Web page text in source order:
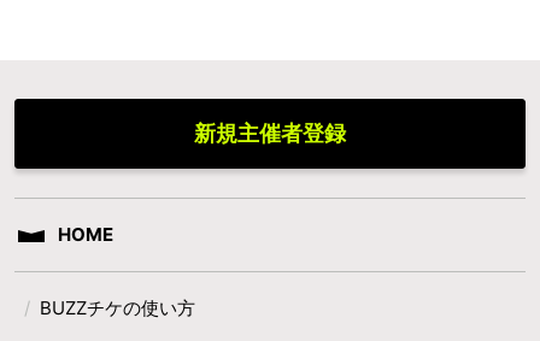
新規主催者登録
HOME
BUZZチケの使い方